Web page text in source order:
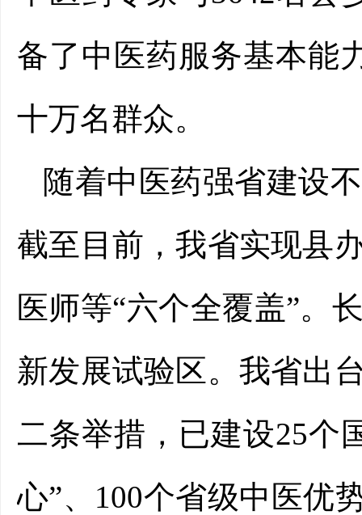
备了中医药服务基本能
十万名群众。
随着中医药强省建设
截至目前，我省实现县
医师等“六个全覆盖”。
新发展试验区。我省出
二条举措，已建设25个
心”、100个省级中医优